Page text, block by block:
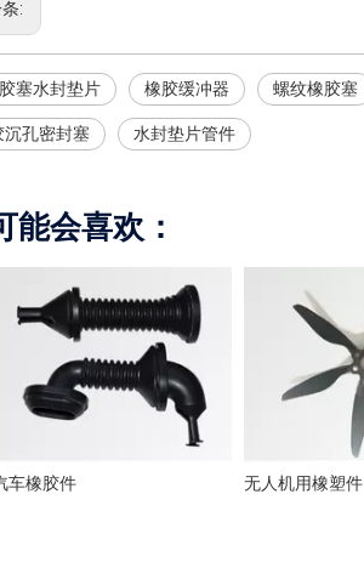
:
塞水封垫片 橡胶缓冲器 螺纹橡胶塞
沉孔密封塞 水封垫片管件
能会喜欢：
车橡胶件 无人机用橡塑件